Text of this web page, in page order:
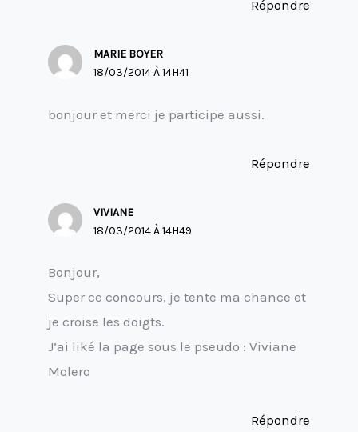
Répondre
MARIE BOYER
18/03/2014 À 14H41
bonjour et merci je participe aussi.
Répondre
VIVIANE
18/03/2014 À 14H49
Bonjour,
Super ce concours, je tente ma chance et
je croise les doigts.
J’ai liké la page sous le pseudo : Viviane
Molero
Répondre